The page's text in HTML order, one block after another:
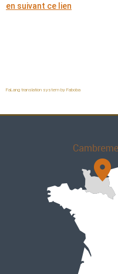
en suivant ce lien
FaLang translation system by Faboba